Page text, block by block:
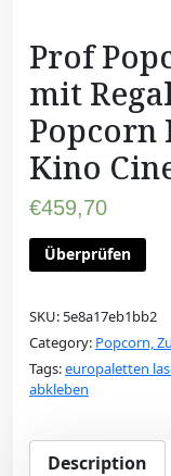
Prof
mit
Popcorn
Kino
€459,70
Überprüfen
SKU: 5e8a17eb1bb2
Category: Popcorn,
Tags:europaletten
abkleben
Description